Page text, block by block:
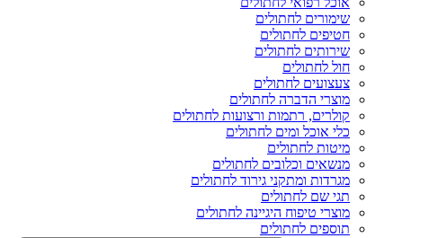
שימורים לחתולים
חטיפים לחתולים
שירותים לחתולים
חול לחתולים
צעצועים לחתולים
מוצרי הדברה לחתולים
קולרים, רתמות ורצועות לחתולים
כלי אוכל ומים לחתולים
מיטות לחתולים
מנשאים וכלובים לחתולים
מגרדות ומתקני גירוד לחתולים
תגי שם לחתולים
מוצרי טיפוח היגיינה לחתולים
תוספים לחתולים